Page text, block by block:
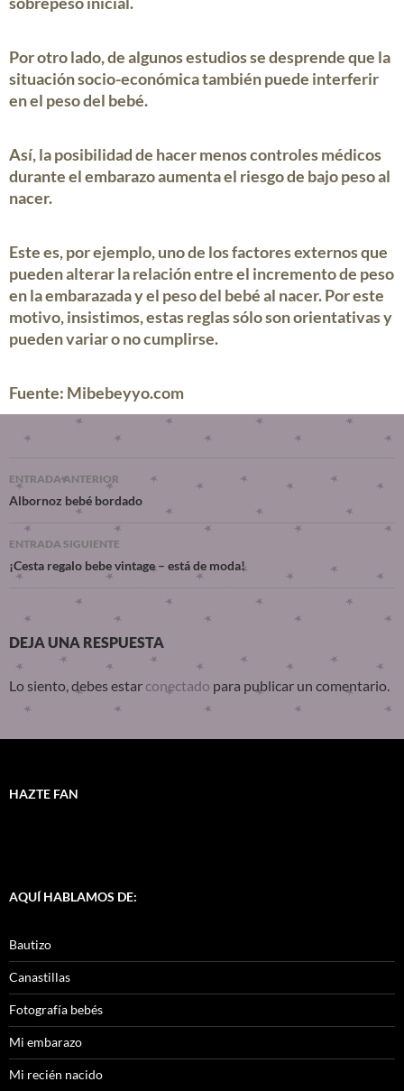
Por otro lado, de algunos estudios se desprende que la
situación socio-económica también puede interferir
enel peso del bebé.
Así, la posibilidad de hacer menos controles médicos
durante el embarazo aumenta el riesgo de bajo peso al
nacer.
Este es, por ejemplo, uno de los factores externos que
pueden alterar la relación entre el incremento de peso
en la embarazaday el peso del bebé al nacer. Por este
motivo, insistimos, estas reglas sólo son orientativas y
pueden variar o no cumplirse.
Fuente: Mibebeyyo.com
ENTRADA ANTERIOR
Albornoz bebé bordado
ENTRADA SIGUIENTE
¡Cesta regalo bebe vintage – está de moda!
DEJA UNA RESPUESTA
Lo siento, debes estar conectado para publicar un comentario.
HAZTE FAN
AQUÍ HABLAMOS DE:
Bautizo
Canastillas
Fotografía bebés
Mi embarazo
Mi recién nacido